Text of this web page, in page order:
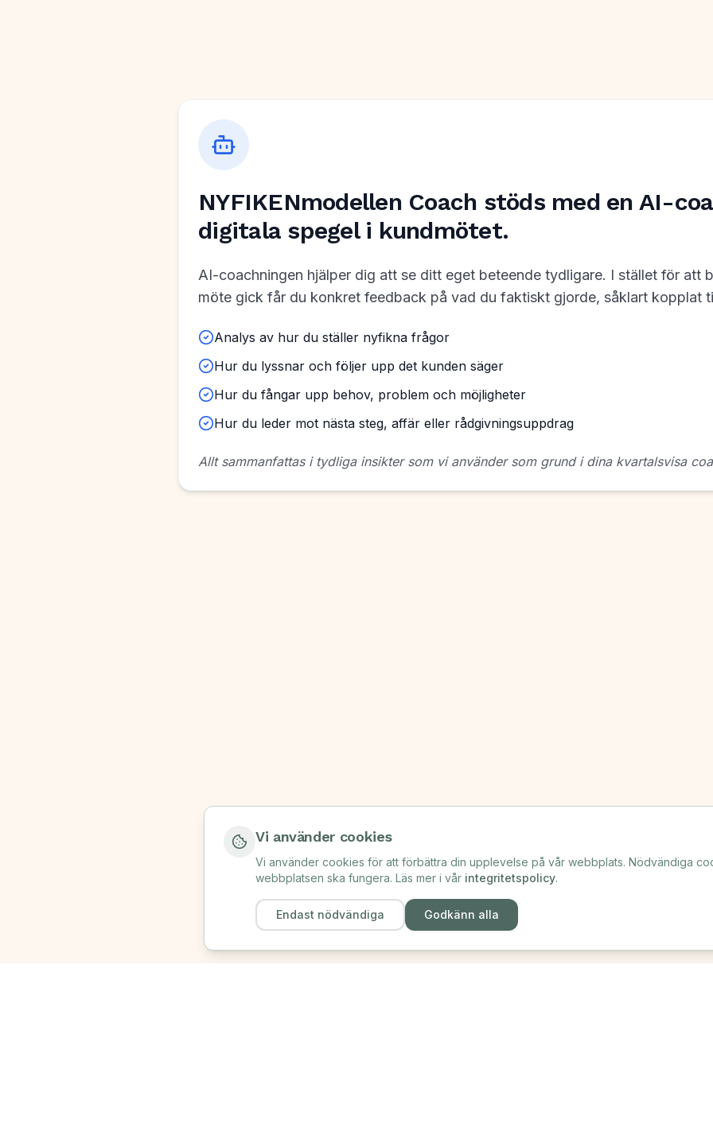
NYFIKENmodellen Coach stöds med en AI-
digitala spegel i kundmötet.
AI-coachningen hjälper dig att se ditt eget beteende tydligare. I stället för att
möte gick får du konkret feedback på vad du faktiskt gjorde, såklart kopplat
Analys av hur du ställer nyfikna frågor
Hur du lyssnar och följer upp det kunden säger
Hur du fångar upp behov, problem och möjligheter
Hur du leder mot nästa steg, affär eller rådgivningsuppdrag
Allt sammanfattas i tydliga insikter som vi använder som grund i dina kvartalsvisa
Vi använder cookies
Vi använder cookies för att förbättra din upplevelse på vår webbplats. Nödvändiga
webbplatsen ska fungera. Läs mer i vår integritetspolicy.
Endast nödvändiga Godkänn alla